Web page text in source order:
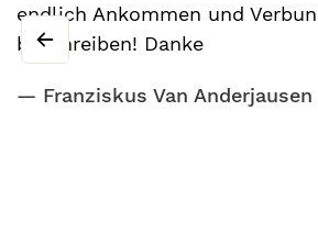
endlich Ankommen und
beschreiben! Danke
Franziskus Van Anderjausen